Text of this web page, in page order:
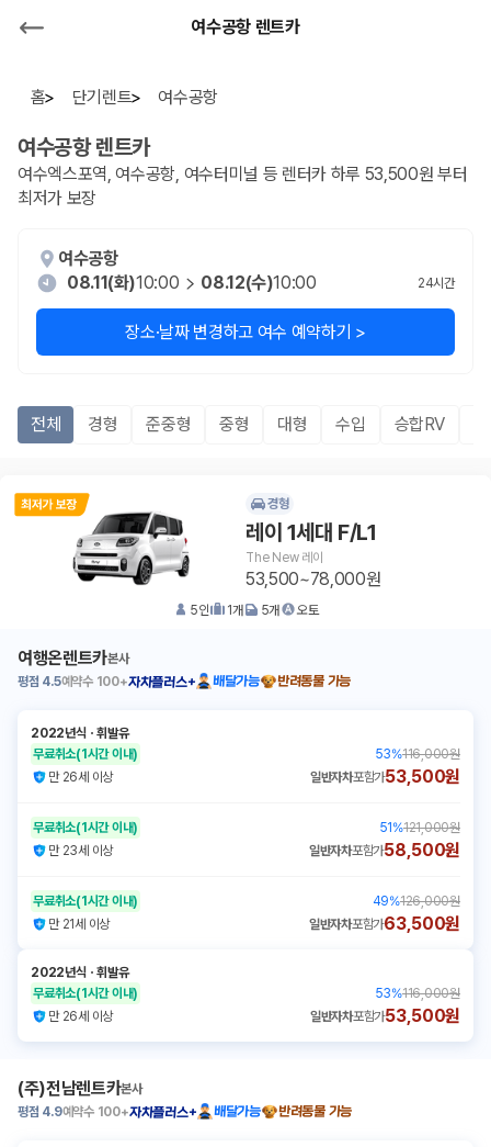
여수공항 렌트카
홈 단기렌트 여수공항
여수공항렌트카
여수엑스포역, 여수공항, 여수터미널 등 렌터카 하루 53,500원 부터
최저가 보장
여수공항
08.11(화)10:00 08.12(수)10:00 24시간
장소·날짜 변경하고 여수 예약하기 >
전체 경형 준중형 중형 대형 수입 승합RV
경형
레이 1세대 F/L1
The New 레이
53,500~78,000원
5인 1개 5개 오토
여행온렌트카본사
평점 4.5예약수 100+자차플러스+ 배달가능 반려동물 가능
2022년식 ㆍ휘발유
무료취소(1시간 이내) 53%116,000원
만 26세 이상
일반자차포함가53,500원
무료취소(1시간 이내) 51 %121,000원
만 23세 이상
일반자차포함가58,500원
무료취소(1시간 이내) 49%126,000원
만 21세 이상
일반자차포함가63,500원
2022년식 ㆍ휘발유
무료취소(1시간 이내) 53%116,000원
만 26세 이상
일반자차포함가53,500원
(주)전남렌트카본사
평점 4.9예약수 100+자차플러스+ 배달가능 반려동물 가능